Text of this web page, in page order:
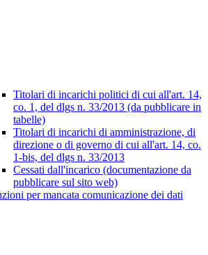
Titolari di incarichi politici di cui all'art. 14,
co. 1, del dlgs n. 33/2013 (da pubblicare in
tabelle)
Titolari di incarichi di amministrazione, di
direzione o di governo di cui all'art. 14, co.
1-bis, del dlgs n. 33/2013
Cessati dall'incarico (documentazione da
pubblicare sul sito web)
per mancata comunicazione dei dati